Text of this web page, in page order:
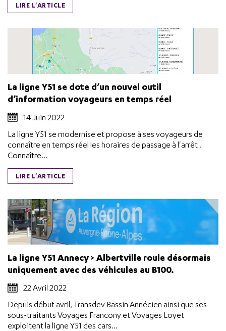
LIRE L'ARTICLE
La ligne Y51 se dote d’un nouvel outil
d’information voyageurs en temps réel
14 Juin 2022
La ligne Y51 se modernise et propose à ses voyageurs de
connaître en temps réel les horaires de passage à l'arrêt .
Connaître...
LIRE L'ARTICLE
La ligne Y51 Annecy > Albertville roule désormais
uniquement avec des véhicules au B100.
22 Avril 2022
Depuis début avril, Transdev Bassin Annécien ainsi que ses
sous-traitants Voyages Francony et Voyages Loyet
exploitent la ligne Y51 des cars...